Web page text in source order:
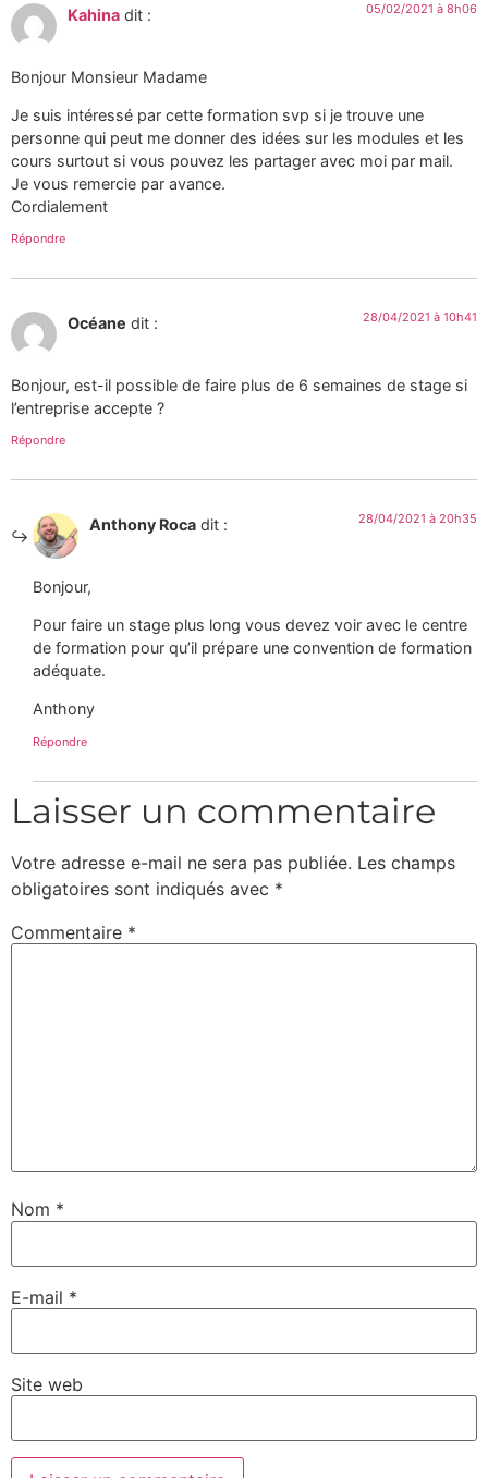
Kahina dit : 05/02/2021 à 8h06
Bonjour Monsieur Madame
Je suis intéressé par cette formation svp si je trouve une
personne qui peut me donner des idées sur les modules et les
cours surtout si vous pouvez les partager avec moi par mail.
Je vous remercie par avance.
Cordialement
Répondre
Océane dit : 28/04/2021 à 10h41
Bonjour, est-il possible de faire plus de 6 semaines de stage si
l’entreprise accepte ?
Répondre
Anthony Roca dit : 28/04/2021 à 20h35
Bonjour,
Pour faire un stage plus long vous devez voir avec le centre
de formation pour qu’il prépare une convention de formation
adéquate.
Anthony
Répondre
Laisser un commentaire
Votre adresse e-mail ne sera pas publiée. Les champs
obligatoires sont indiqués avec *
Commentaire *
Nom *
E-mail *
Site web